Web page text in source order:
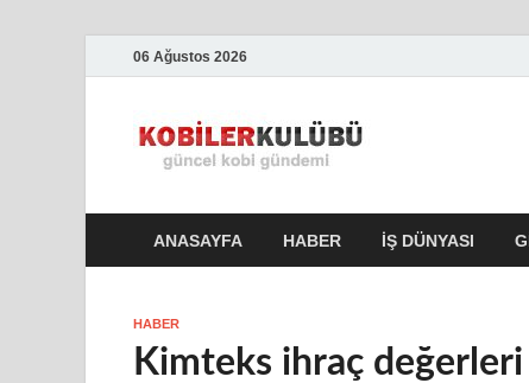
06 Ağustos 2026
ANASAYFA HABER İŞ DÜNYASI
HABER
Kimteks ihraç değerleri